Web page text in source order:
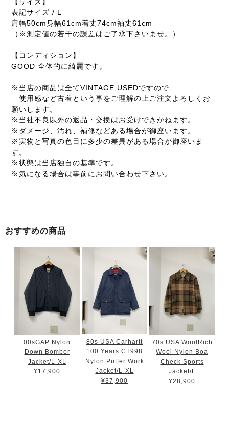
表記サイズ / L
肩幅50cm身幅61cm着丈74cm袖丈61cm
（※測定値の若干の誤差はご了承下さいませ。）
【コンディション】
GOOD 全体的に綺麗です。
※当店の商品は全てVINTAGE,USEDですので
使用感など古着という事をご理解の上ご注文よろしくお
願いします。
※当社不良以外の返品・交換はお受けできかねます。
※ダメージ、汚れ、補修などある場合が御座います。
※実物と写真の色目に多少の差異がある場合が御座いま
す。
※状態は当店独自の基準です。
※気になる場合は事前にお問い合わせ下さい。
おすすめの商品
00sGAP Nylon
Down Bomber
Jacket/L-XL
¥17,900
80s USA Carhartt
100 Years CT998
Nylon Puffer Work
Jacket/L-XL
¥37,900
70s USA WoolRich
Wool Nylon Boa
Check Sports
Jacket/L
¥28,900